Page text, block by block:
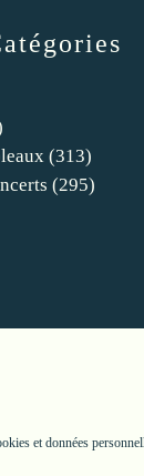
(313)
(295)
et données